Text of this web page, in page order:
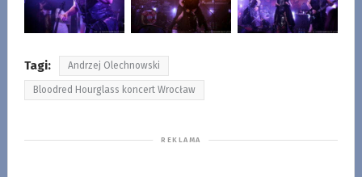
Tagi: Andrzej Olechnowski
Bloodred Hourglass koncert Wrocław